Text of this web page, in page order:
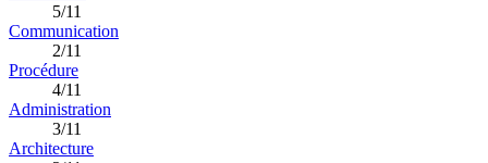
5/11
Communication
2/11
Procédure
4/11
Administration
3/11
Architecture